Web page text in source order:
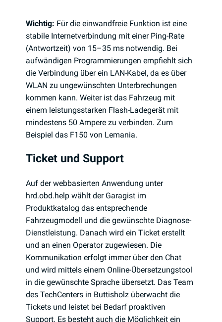
Wichtig: Für die einwandfreie Funktion ist eine
stabile Internetverbindung mit einer Ping-Rate
(Antwortzeit) von 15–35 ms notwendig. Bei
aufwändigen Programmierungen empfiehlt sich
die Verbindung über ein LAN-Kabel, da es über
WLAN zu ungewünschten Unterbrechungen
kommen kann. Weiter ist das Fahrzeug mit
einem leistungsstarken Flash-Ladegerät mit
mindestens 50 Ampere zu verbinden. Zum
Beispiel das F150 von Lemania.
Ticket und Support
Auf der webbasierten Anwendung unter
hrd.obd.help wählt der Garagist im
Produktkatalog das entsprechende
Fahrzeugmodell und die gewünschte Diagnose-
Dienstleistung. Danach wird ein Ticket erstellt
und an einen Operator zugewiesen. Die
Kommunikation erfolgt immer über den Chat
und wird mittels einem Online-Übersetzungstool
in die gewünschte Sprache übersetzt. Das Team
des TechCenters in Buttisholz überwacht die
Tickets und leistet bei Bedarf proaktiven
Support. Es besteht auch die Möglichkeit ein